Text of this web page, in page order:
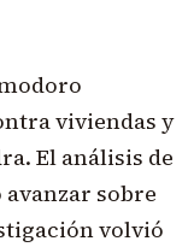
viviendas y
El análisis de
sobre
volvió